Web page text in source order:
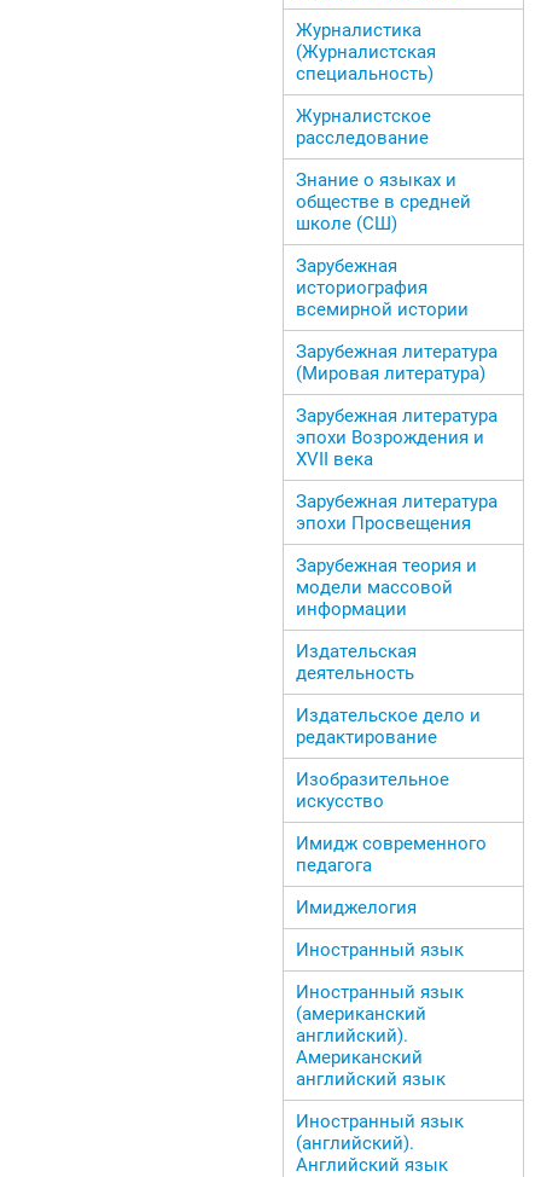
Журналистика
(Журналистская
специальность)
Журналистское
расследование
Знание о языках и
обществе в средней
школе (СШ)
Зарубежная
историография
всемирной истории
Зарубежная литература
(Мировая литература)
Зарубежная литература
эпохи Возрождения и
ХVII века
Зарубежная литература
эпохи Просвещения
Зарубежная теория и
модели массовой
информации
Издательская
деятельность
Издательское дело и
редактирование
Изобразительное
искусство
Имидж современного
педагога
Имиджелогия
Иностранный язык
Иностранный язык
(американский
английский).
Американский
английский язык
Иностранный язык
(английский).
Английский язык